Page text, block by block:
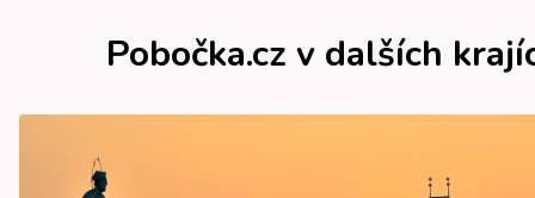
Pobočka.cz v dalších